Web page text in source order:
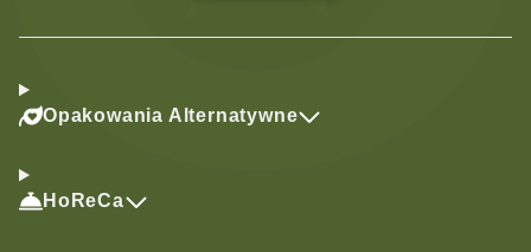
Opakowania Alternatywne
HoReCa